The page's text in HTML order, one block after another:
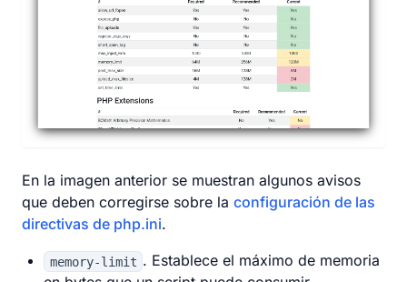
En la imagen anterior se muestran algunos avisos
que deben corregirse sobre la configuración de las
directivas de php.ini.
memory-limit . Establece el máximo de memoria